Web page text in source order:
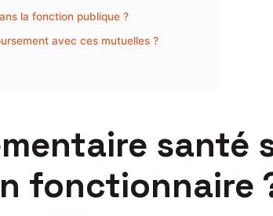
la fonction publique ?
avec ces mutuelles ?
santé
fonctionnaire